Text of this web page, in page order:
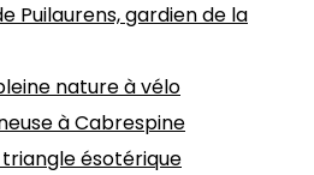
Puilaurens, gardien de la
nature à vélo
à Cabrespine
ésotérique